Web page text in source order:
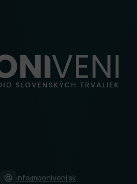
info@poniveni.sk